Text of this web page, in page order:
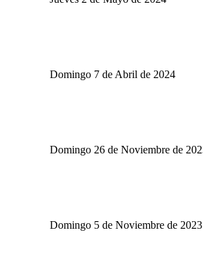
Domingo 7 de Abril de 2024
Domingo 26 de Noviembre de
Domingo 5 de Noviembre de 2023